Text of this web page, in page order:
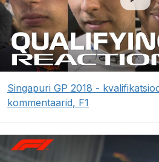
Singapuri GP 2018 -
kommentaarid, F1